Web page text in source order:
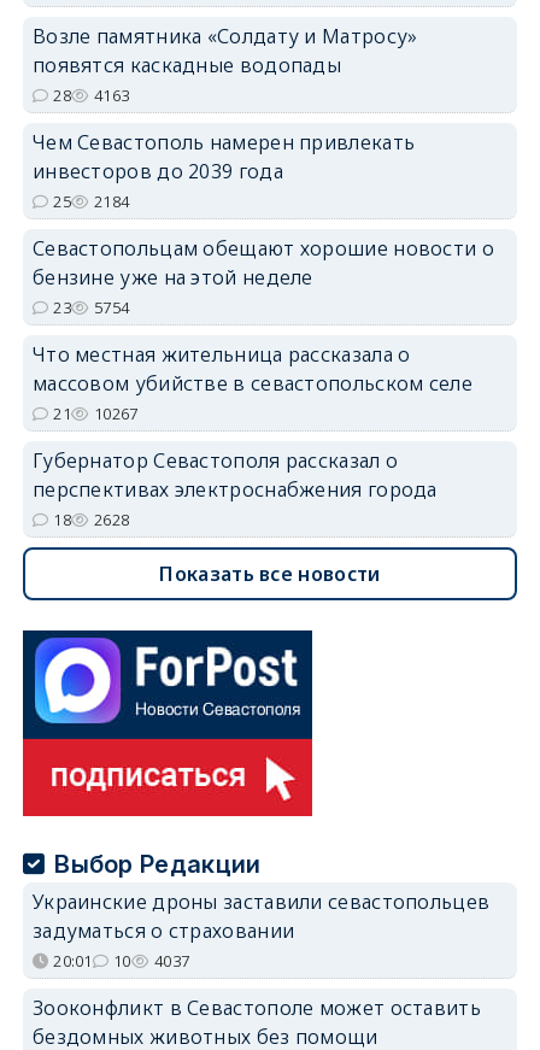
Возле памятника «Солдату и Матросу»
появятся каскадные водопады
28 4163
Чем Севастополь намерен привлекать
инвесторов до 2039 года
25 2184
Севастопольцам обещают хорошие новости о
бензине уже на этой неделе
23 5754
Что местная жительница рассказала о
массовом убийстве в севастопольском селе
21 10267
Губернатор Севастополя рассказал о
перспективах электроснабжения города
18 2628
Показать все новости
Выбор Редакции
Украинские дроны заставили севастопольцев
задуматься о страховании
20:01 10 4037
Зооконфликт в Севастополе может оставить
бездомных животных без помощи